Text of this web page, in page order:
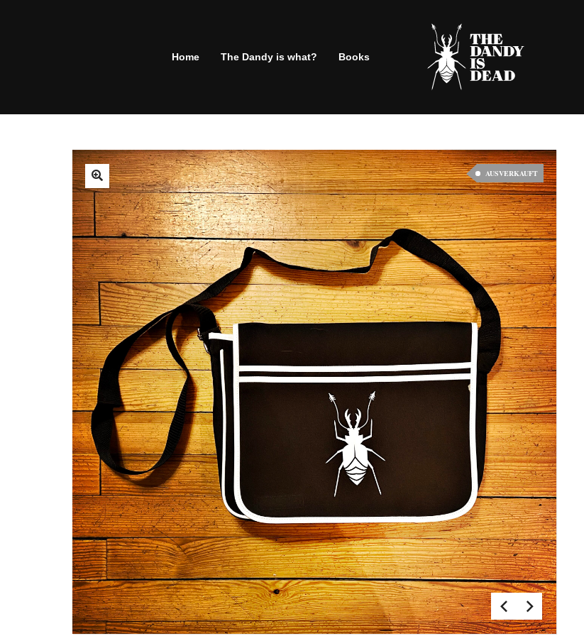
Home The Dandy is what? Books
AUSVERKAUFT